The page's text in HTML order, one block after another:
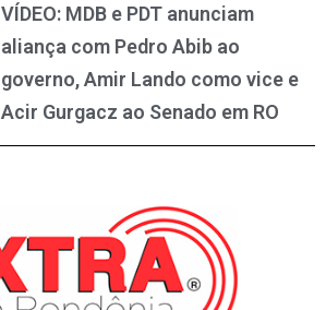
VÍDEO: MDB e PDT anunciam
aliança com Pedro Abib ao
governo, Amir Lando como vice e
Acir Gurgacz ao Senado em RO